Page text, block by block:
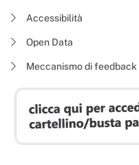
Accessibilità
Open Data
Meccanismo di feedback